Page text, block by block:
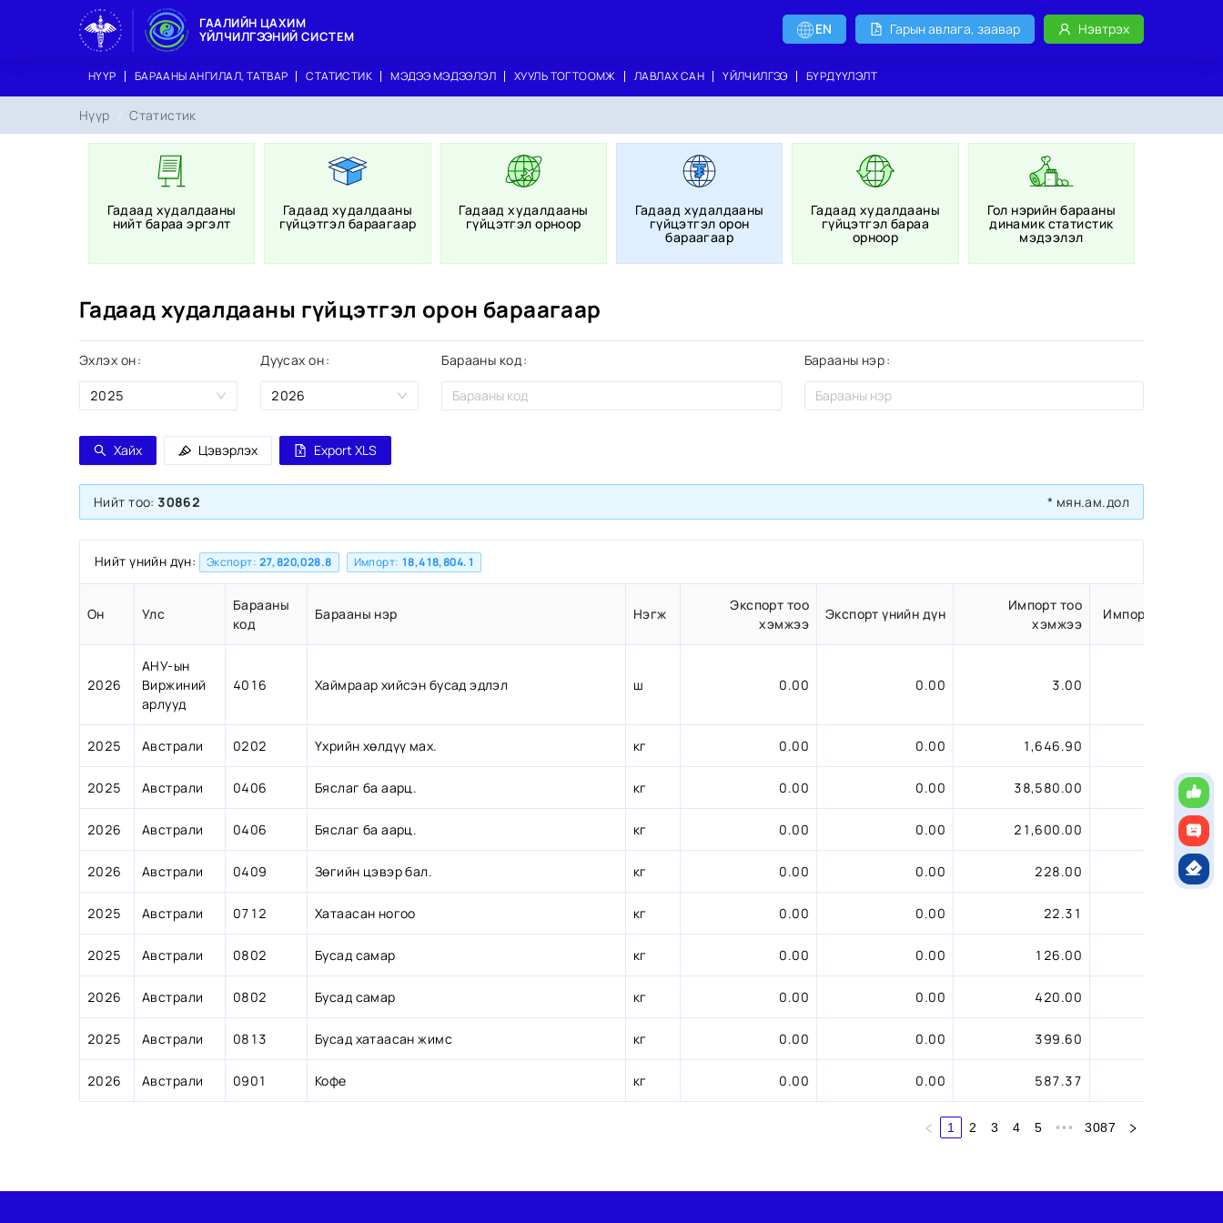
ГААЛИЙН ЦАХИМ
ҮЙЛЧИЛГЭЭНИЙ СИСТЕМ
EN Гарын авлага, заавар Нэвтрэх
НҮҮР БАРААНЫ АНГИЛАЛ, ТАТВАР СТАТИСТИК МЭДЭЭ МЭДЭЭЛЭЛ ХУУЛЬ ТОГТООМЖ ЛАВЛАХ САН ҮЙЛЧИЛГЭЭ БҮРДҮҮЛЭЛТ
Нүүр Статистик
Гадаад худалдааны
нийт бараа эргэлт
Гадаад худалдааны
гүйцэтгэл бараагаар
Гадаад худалдааны
гүйцэтгэл орноор
Гадаад худалдааны
гүйцэтгэл орон
бараагаар
Гадаад худалдааны
гүйцэтгэл бараа
орноор
Гол нэрийн барааны
динамик статистик
мэдээлэл
Гадаад худалдааны гүйцэтгэл орон бараагаар
Эхлэх он
2025
Дуусах он
2026
Барааны код Барааны нэр
Хайх Цэвэрлэх Export XLS
Нийт тоо: 30862 * мян.ам.дол
Нийт үнийн дүн: Экспорт: 27,820,028.8 Импорт: 18,418,804.1
Барааны нэр Нэгж
Экспорт тоо
хэмжээ
Экспорт үнийн дүн
Импорт тоо
хэмжээ
Импорт үнийн дүн
2026
АНУ-ын
Виржиний
арлууд
4016 Хаймраар хийсэн бусад эдлэл ш 0.00 0.00 3.00
2025 Австрали 0202 Үхрийн хөлдүү мах. кг 0.00 0.00 1,646.90
2025 Австрали 0406 Бяслаг ба аарц. кг 0.00 0.00 38,580.00 208.15
2026 Австрали 0406 Бяслаг ба аарц. кг 0.00 0.00 21,600.00 117.94
2026 Австрали 0409 Зөгийн цэвэр бал. кг 0.00 0.00 228.00 3.73
2025 Австрали 0712 Хатаасан ногоо кг 0.00 0.00 22.31
2025 Австрали 0802 Бусад самар кг 0.00 0.00 126.00
2026 Австрали 0802 Бусад самар кг 0.00 0.00 420.00
2025 Австрали 0813 Бусад хатаасан жимс кг 0.00 0.00 399.60
2026 Австрали 0901 Кофе кг 0.00 0.00 587.37
Он Улс
Барааны
код
2026
АНУ-ын
Виржиний
арлууд
4016
2025 Австрали 0202
2025 Австрали 0406
2026 Австрали 0406
2026 Австрали 0409
2025 Австрали 0712
2025 Австрали 0802
2026 Австрали 0802
2025 Австрали 0813
2026 Австрали 0901
1 2 3 4 5 ••• 3087